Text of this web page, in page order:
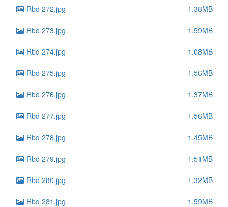
Rbd 272.jpg 1.38MB
Rbd 273.jpg 1.59MB
Rbd 274.jpg 1.08MB
Rbd 275.jpg 1.56MB
Rbd 276.jpg 1.37MB
Rbd 277.jpg 1.56MB
Rbd 278.jpg 1.45MB
Rbd 279.jpg 1.51MB
Rbd 280.jpg 1.32MB
Rbd 281.jpg 1.59MB